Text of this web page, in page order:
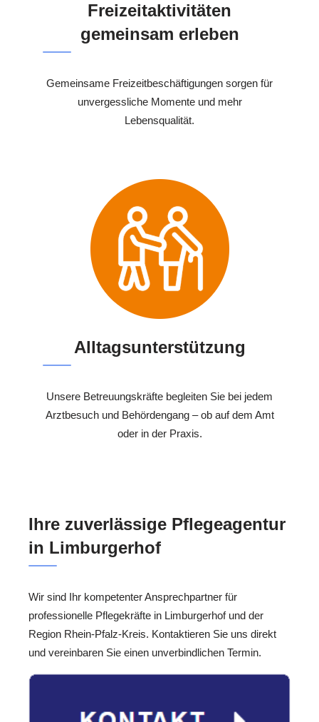
Freizeitaktivitäten
gemeinsam erleben
Gemeinsame Freizeitbeschäftigungen sorgen für
unvergessliche Momente und mehr
Lebensqualität.
Alltagsunterstützung
Unsere Betreuungskräfte begleiten Sie bei jedem
Arztbesuch und Behördengang – ob auf dem Amt
oder in der Praxis.
Ihre zuverlässige Pflegeagentur
in Limburgerhof
Wir sind Ihr kompetenter Ansprechpartner für
professionelle Pflegekräfte in Limburgerhof und der
Region Rhein-Pfalz-Kreis. Kontaktieren Sie uns direkt
und vereinbaren Sie einen unverbindlichen Termin.